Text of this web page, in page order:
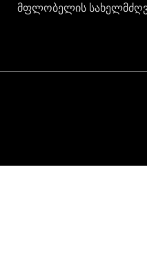
მფლობელის